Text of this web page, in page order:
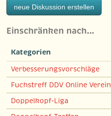
neue Diskussion erstellen
Einschränken nach…
Kategorien
Verbesserungsvorschläge
Fuchstreff DDV Online Verein
Doppelkopf-Liga